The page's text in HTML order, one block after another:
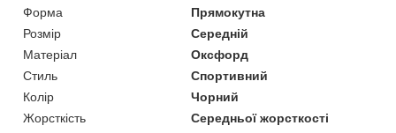
Форма
Прямокутна
Розмір
Середній
Матеріал
Оксфорд
Стиль
Спортивний
Колір
Чорний
Жорсткість
Середньої жорсткості